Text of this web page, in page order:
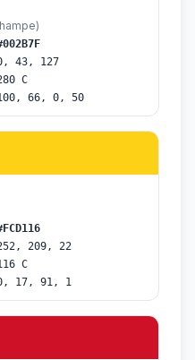
43, 127
C
66, 0, 50
209, 22
C
17, 91, 1